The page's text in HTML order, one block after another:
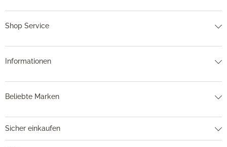
Shop Service
Informationen
Beliebte Marken
Sicher einkaufen